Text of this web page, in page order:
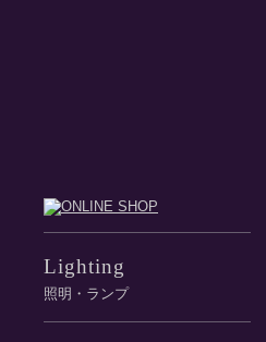
Lighting
照明・ランプ